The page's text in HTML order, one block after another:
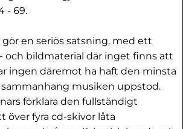
- 69.
en seriös satsning, med ett
och bildmaterial där inget finns att
ingen däremot ha haft den minsta
sammanhang musiken uppstod.
förklara den fullständigt
över fyra cd-skivor låta